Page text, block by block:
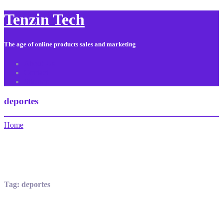
Tenzin Tech
The age of online products sales and marketing
deportes
Home
Tag: deportes